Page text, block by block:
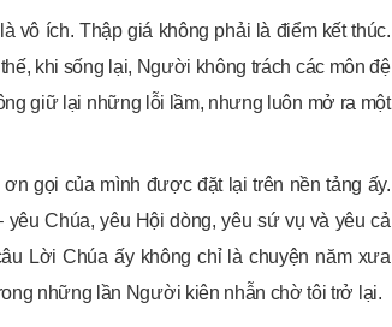
vô ích. Thập giá không phải là điểm kết thúc.
khi sống lại, Người không trách các môn đệ
giữ lại những lỗi lầm, nhưng luôn mở ra một
gọi của mình được đặt lại trên nền tảng ấy.
Chúa, yêu Hội dòng, yêu sứ vụ và yêu cả
Lời Chúa ấy không chỉ là chuyện năm xưa
những lần Người kiên nhẫn chờ tôi trở lại.